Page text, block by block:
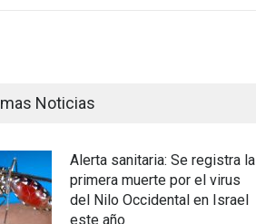
Noticias
Alerta sanitaria: Se registra la
primera muerte por el virus
del Nilo Occidental en Israel
este año